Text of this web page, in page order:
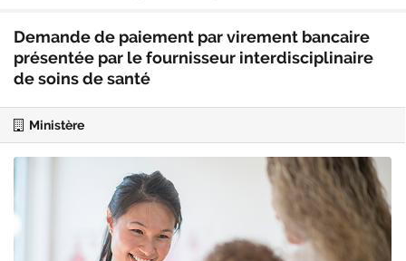
Demande de paiement par virement bancaire
présentée par le fournisseur interdisciplinaire
de soins de santé
Ministère